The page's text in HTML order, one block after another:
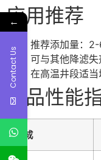
应用推荐
推荐添加量：2-
可与其他降滤
在高温井段适当
产品性能
组成
←
Contact Us